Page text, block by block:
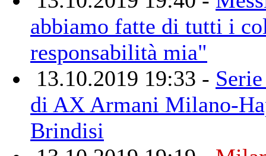
abbiamo fatte di tutti i
responsabilità mia"
13.10.2019 19:33 -
di AX Armani Milano-
Brindisi